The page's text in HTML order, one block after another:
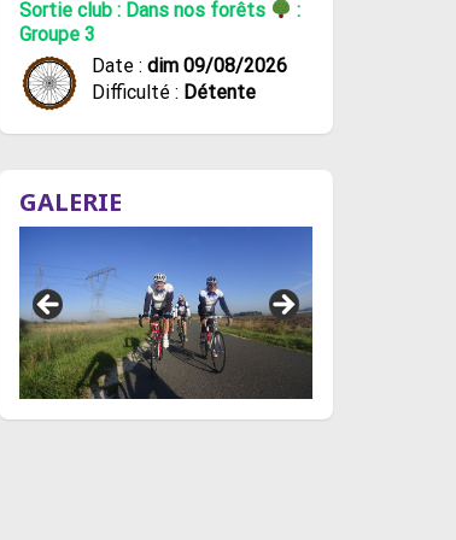
Sortie club : Dans nos forêts
:
Groupe 3
Date : dim 09/08/2026
Difficulté : Détente
GALERIE